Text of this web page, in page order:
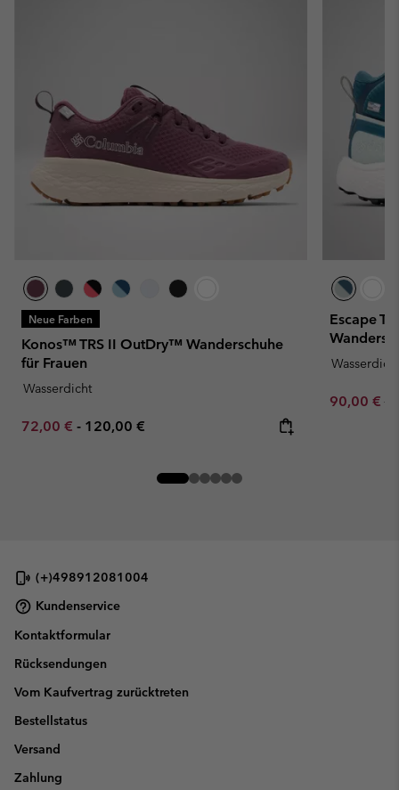
Neue Farben
Konos™ TRS II OutDry™ Wanderschuhe
für Frauen
Wasserdicht
Minimum sale price:
72,00 € - Maximum price:
120,00 €
Escape
Wasserdicht
Sale price:
90,00 €
(+)498912081004
Kundenservice
Kontaktformular
Rücksendungen
Vom Kaufvertrag zurücktreten
Bestellstatus
Versand
Zahlung